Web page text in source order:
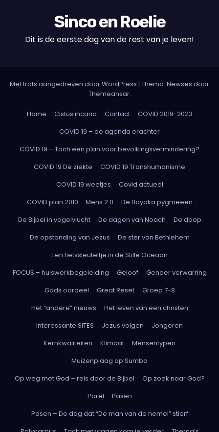
Sinco en Roelie
Dit is de eerste dag van de rest van je leven!
Met trots aangedreven door WordPress | Thema: Newses door
Themeansar.
Home Cistus incana Contact
COVID 2019-2023
COVID 19 – de agenda erachter
COVID 19 – Toch een plan voor bevolkingsvermindering?
COVID 19 De ziekte
COVID 19 Transhumanisme
COVID 19 weetjes
Covid actueel
COVID plan 2010 – Mens 2.0
De Bayaka pygmeeën
De Bijbel in vogelvlucht
De dagen van Noach
De doop
De opstanding van Jezus
De ster van Bethlehem
Een fietssleuteltje in de Stille Oceaan
FOCUS – huiswerkbegeleiding
Geloof
Gender verwarring
Gods oordeel
Great Reset
Groep 7-8
Het “andere” nieuws
Het leven van een christen
Interessante SITES
Jezus volgen
Jongeren
Kernkwaliteiten
Klimaat
Mensentypen
Muizenplaag op Sumba
Op weg met God – reis door de Bijbel
Op zoek naar God?
Parel
Pasen
Pasen – De dag dat “De man van de hemel” stierf